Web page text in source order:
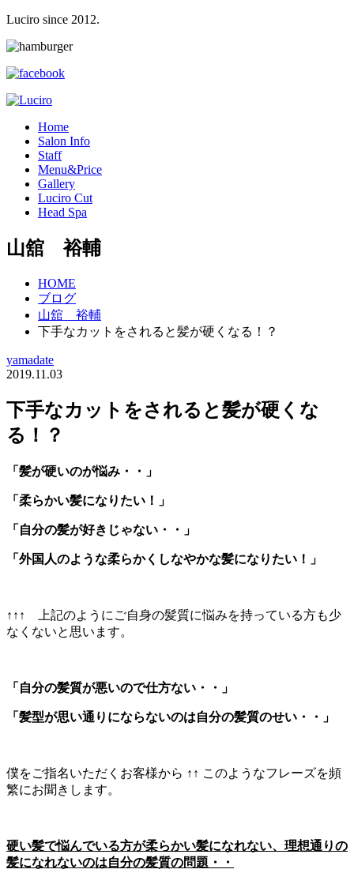
Luciro since 2012.
Home
Salon Info
Staff
Menu&Price
Gallery
Luciro Cut
Head Spa
山舘 裕輔
HOME
ブログ
山舘 裕輔
下手なカットをされると髪が硬くなる！？
yamadate
2019.11.03
下手なカットをされると髪が硬くな
る！？
「髪が硬いのが悩み・・」
「柔らかい髪になりたい！」
「自分の髪が好きじゃない・・」
「外国人のような柔らかくしなやかな髪になりたい！」
↑↑↑ 上記のようにご自身の髪質に悩みを持っている方も少
なくないと思います。
「自分の髪質が悪いので仕方ない・・」
「髪型が思い通りにならないのは自分の髪質のせい・・」
僕をご指名いただくお客様から ↑↑ このようなフレーズを頻
繁にお聞きします。
硬い髪で悩んでいる方が柔らかい髪になれない、理想通りの
髪になれないのは自分の髪質の問題・・